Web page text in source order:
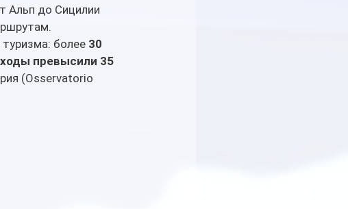
Альп до Сицилии
более 30
превысили 35
(Osservatorio